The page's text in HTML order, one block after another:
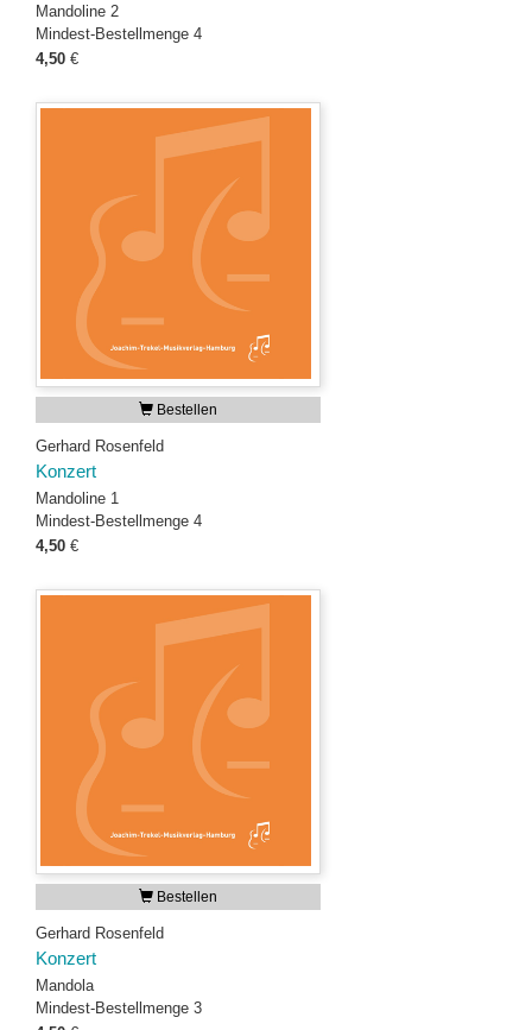
Mandoline 2
Mindest-Bestellmenge 4
4,50 €
Bestellen
Gerhard Rosenfeld
Konzert
Mandoline 1
Mindest-Bestellmenge 4
4,50 €
Bestellen
Gerhard Rosenfeld
Konzert
Mandola
Mindest-Bestellmenge 3